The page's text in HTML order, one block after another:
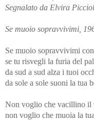
Segnalato da Elvira
Se muoio sopravvivimi,
Se muoio sopravvivimi
se tu risvegli la furia del
da sud a sud alza i tuoi
da sole a sole suoni la tua
Non voglio che vacillino il
non voglio che muoia la